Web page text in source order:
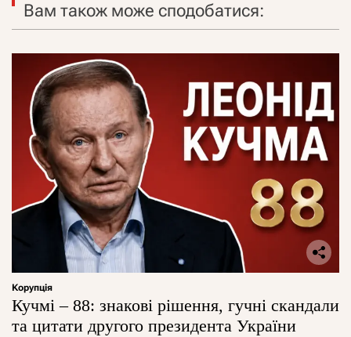
Вам також може сподобатися:
Корупція
Кучмі – 88: знакові рішення, гучні скандали
та цитати другого президента України